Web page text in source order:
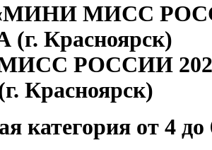
«МИНИ МИСС
Красноярск)
РОССИИ
Красноярск)
категория от 4 до